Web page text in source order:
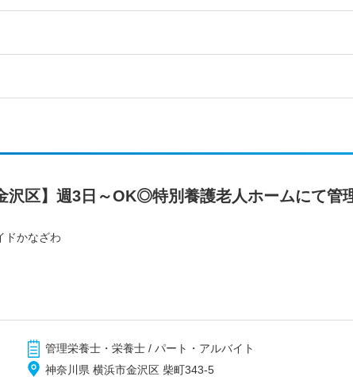
沢区】週3日～OK◎特別養護老人ホームにて管
かなざわ
管理栄養士・栄養士 / パート・アルバイト
神奈川県 横浜市金沢区 柴町343‐5